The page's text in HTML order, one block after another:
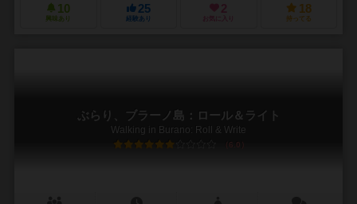
10
興味あり
25
経験あり
2
お気に入り
18
持ってる
ぶらり、ブラーノ島：ロール＆ライト
Walking in Burano: Roll & Write
6.0